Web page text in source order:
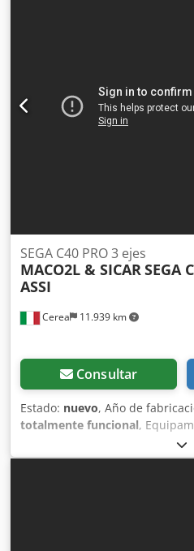
- Dimensiones para transporte:
1250mm (l x a x h) - Peso para
Paquetes para transporte
Cerea 11.939 km
SEGA C40 PRO 3 ejes
MACO2L & SICARSEGA
ASSI
Consultar
Estado: nuevo, Año de
totalmente funcional,
, La
es una escuadradora
forma profesional y no